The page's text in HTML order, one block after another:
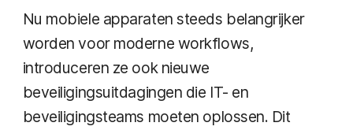
Nu mobiele apparaten steeds belangrijker
worden voor moderne workflows,
introduceren ze ook nieuwe
beveiligingsuitdagingen die IT- en
beveiligingsteams moeten oplossen. Dit